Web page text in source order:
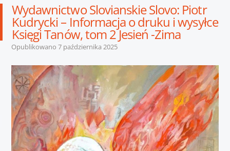
Wydawnictwo Slovianskie Slovo: Piotr
Kudrycki – Informacja o druku i wysyłce
Księgi Tanów, tom 2 Jesień -Zima
Opublikowano 7 października 2025